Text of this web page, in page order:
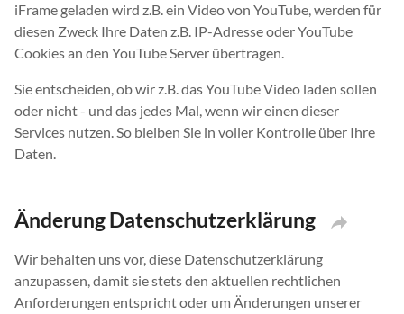
iFrame geladen wird z.B. ein Video von YouTube, werden für
diesen Zweck Ihre Daten z.B. IP-Adresse oder YouTube
Cookies an den YouTube Server übertragen.
Sie entscheiden, ob wir z.B. das YouTube Video laden sollen
oder nicht - und das jedes Mal, wenn wir einen dieser
Services nutzen. So bleiben Sie in voller Kontrolle über Ihre
Daten.
Änderung Datenschutzerklärung
Wir behalten uns vor, diese Datenschutzerklärung
anzupassen, damit sie stets den aktuellen rechtlichen
Anforderungen entspricht oder um Änderungen unserer